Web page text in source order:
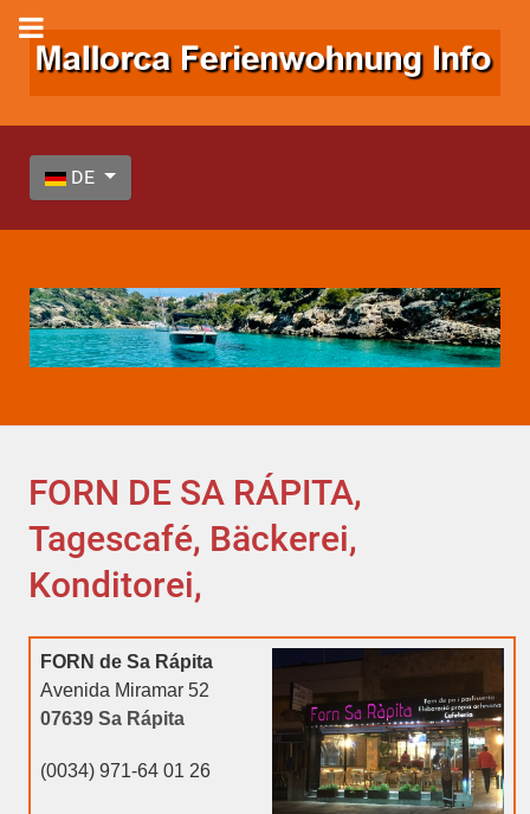
Sprache auswählen
DE
FORN DE SA RÁPITA,
Tagescafé, Bäckerei,
Konditorei,
FORN de Sa Rápita
Avenida Miramar 52
07639 Sa Rápita
(0034) 971-64 01 26